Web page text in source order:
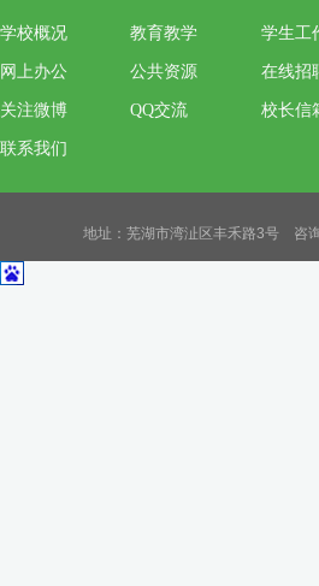
学校概况 教育教学 学生工
网上办公 公共资源 在线招
关注微博 QQ交流 校长信
联系我们
地址：芜湖市湾沚区丰禾路3号 咨